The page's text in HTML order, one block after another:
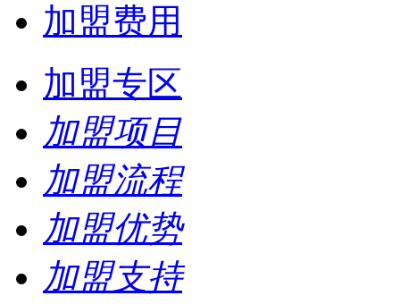
加盟费用
加盟专区
加盟项目
加盟流程
加盟优势
加盟支持